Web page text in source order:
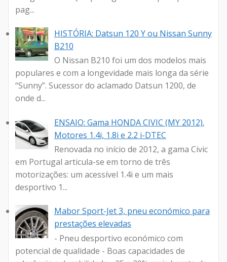
pag...
HISTÓRIA: Datsun 120 Y ou Nissan Sunny
B210
O Nissan B210 foi um dos modelos mais
populares e com a longevidade mais longa da série
“Sunny”. Sucessor do aclamado Datsun 1200, de
onde d...
ENSAIO: Gama HONDA CIVIC (MY 2012).
Motores 1.4i, 1.8i e 2.2 i-DTEC
Renovada no início de 2012, a gama Civic
em Portugal articula-se em torno de três
motorizações: um acessível 1.4i e um mais
desportivo 1...
Mabor Sport-Jet 3, pneu económico para
prestações elevadas
- Pneu desportivo económico com
potencial de qualidade - Boas capacidades de